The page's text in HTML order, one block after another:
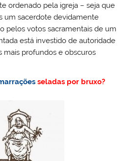
ordenado pela igreja – seja que
um sacerdote devidamente
pelos votos sacramentais de um
está investido de autoridade
mais profundos e obscuros
seladas por bruxo?